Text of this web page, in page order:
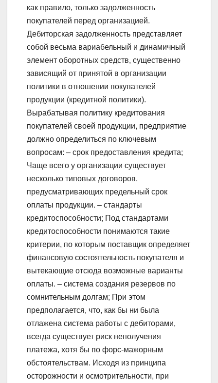
как правило, только задолженность
покупателей перед организацией.
Дебиторская задолженность представляет
собой весьма вариабельный и динамичный
элемент оборотных средств, существенно
зависящий от принятой в организации
политики в отношении покупателей
продукции (кредитной политики).
Вырабатывая политику кредитования
покупателей своей продукции, предприятие
должно определиться по ключевым
вопросам: – срок предоставления кредита;
Чаще всего у организации существует
несколько типовых договоров,
предусматривающих предельный срок
оплаты продукции. – стандарты
кредитоспособности; Под стандартами
кредитоспособности понимаются такие
критерии, по которым поставщик определяет
финансовую состоятельность покупателя и
вытекающие отсюда возможные варианты
оплаты. – система создания резервов по
сомнительным долгам; При этом
предполагается, что, как бы ни была
отлажена система работы с дебиторами,
всегда существует риск неполучения
платежа, хотя бы по форс-мажорным
обстоятельствам. Исходя из принципа
осторожности и осмотрительности, при